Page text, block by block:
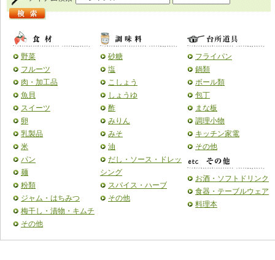
野菜
フルーツ
肉・加工品
魚貝
スイーツ
卵
乳製品
米
パン
麺
粉類
ジャム・はちみつ
梅干し・漬物・キムチ
その他
砂糖
塩
こしょう
しょうゆ
酢
みりん
みそ
油
だし・ソース・ドレッ
シング
スパイス・ハーブ
その他
フライパン
鍋類
ボール類
包丁
まな板
調理小物
キッチン家電
その他
お酒・ソフトドリンク
食器・テーブルウェア
料理本